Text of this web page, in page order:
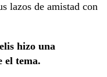
lazos de amistad con
hizo una
el tema.